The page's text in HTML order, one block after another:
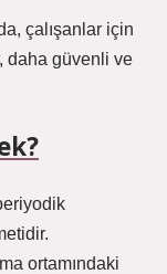
çalışanlar için
daha güvenli ve
ortamındaki